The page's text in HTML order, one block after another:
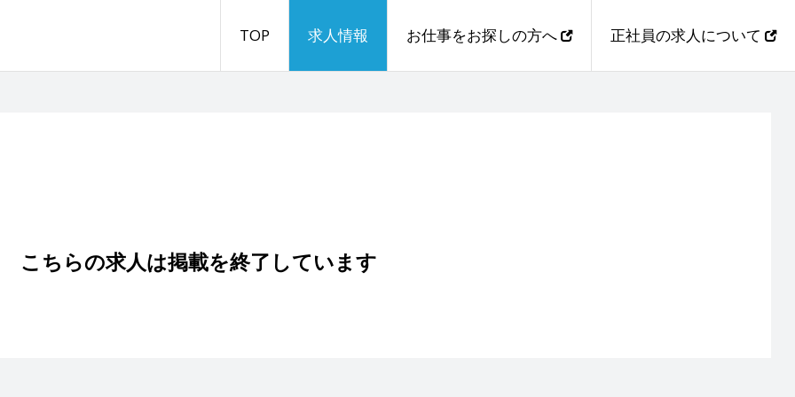
TOP 求人情報 お仕事をお探しの方へ 正社員の求人について
こちらの求人は掲載を終了しています